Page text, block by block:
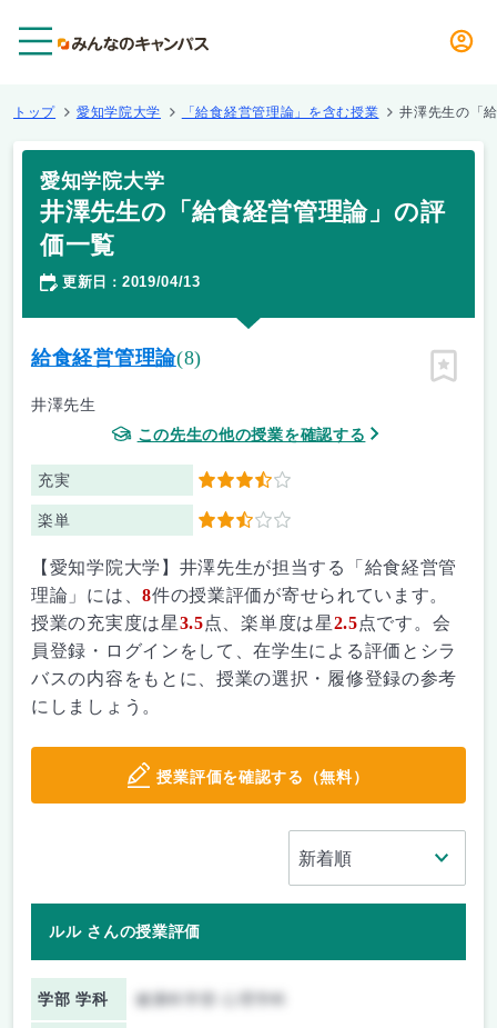
トップ 愛知学院大学 「給食経営管理論」を含む授業 井澤先生の「
愛知学院大学
井澤先生の「給食経営管理論」の評
価一覧
更新日 ： 2019/04/13
給食経営管理論(8)
井澤先生
この先生の他の授業を確認する
充実 3.5
楽単 2.5
ピン留
【愛知学院大学】井澤先生が担当する「給食経営管
理論」には、8件の授業評価が寄せられています。
授業の充実度は星3.5点、楽単度は星2.5点です。会
員登録・ログインをして、在学生による評価とシラ
バスの内容をもとに、授業の選択・履修登録の参考
にしましょう。
授業評価を確認する（無料）
ルル さんの授業評価
学部 学科 健康科学部 心理学科